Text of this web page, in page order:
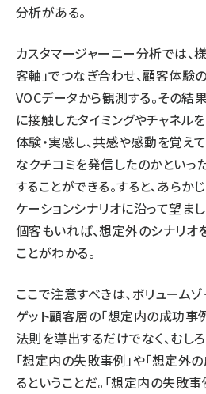
分析がある。
カスタマージャーニー分析では、
客軸」でつなぎ合わせ、顧客体験
VOCデータから観測する。その結
に接触したタイミングやチャネル
体験・実感し、共感や感動を覚え
なクチコミを発信したのかとい
することができる。すると、あらか
ケーションシナリオに沿って望ま
個客もいれば、想定外のシナリオ
ことがわかる。
ここで注意すべきは、ボリューム
ゲット顧客層の「想定内の成功事
法則を導出するだけでなく、むし
「想定内の失敗事例」や「想定外
るということだ。「想定内の失敗